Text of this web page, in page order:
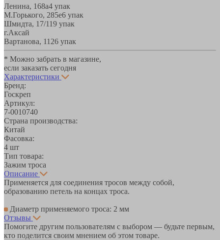
Ленина, 168а4 упак
М.Горького, 285е6 упак
Шмидта, 17/119 упак
г.Аксай
Вартанова, 11 26 упак
* Можно забрать в магазине,
если заказать сегодня
Характеристики
Бренд:
Госкреп
Артикул:
7-0010740
Страна производства:
Китай
Фасовка:
4 шт
Тип товара:
Зажим троса
Описание
Применяется для соединения тросов между собой,
образованию петель на концах троса.
Диаметр применяемого троса: 2 мм
Отзывы
Помогите другим пользователям с выбором — будьте первым,
кто поделится своим мнением об этом товаре.